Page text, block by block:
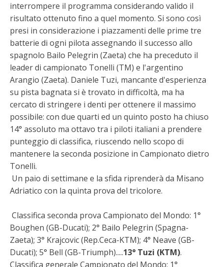
interrompere il programma considerando valido il
risultato ottenuto fino a quel momento. Si sono così
presi in considerazione i piazzamenti delle prime tre
batterie di ogni pilota assegnando il successo allo
spagnolo Bailo Pelegrin (Zaeta) che ha preceduto il
leader di campionato Tonelli (TM) e l'argentino
Arangio (Zaeta). Daniele Tuzi, mancante d'esperienza
su pista bagnata si è trovato in difficoltà, ma ha
cercato di stringere i denti per ottenere il massimo
possibile: con due quarti ed un quinto posto ha chiuso
14° assoluto ma ottavo tra i piloti italiani a prendere
punteggio di classifica, riuscendo nello scopo di
mantenere la seconda posizione in Campionato dietro
Tonelli.
Un paio di settimane e la sfida riprenderà da Misano
Adriatico con la quinta prova del tricolore.
Classifica seconda prova Campionato del Mondo: 1°
Boughen (GB-Ducati); 2° Bailo Pelegrin (Spagna-
Zaeta); 3° Krajcovic (Rep.Ceca-KTM); 4° Neave (GB-
Ducati); 5° Bell (GB-Triumph).....13° Tuzi (KTM).
Classifica generale Campionato del Mondo: 1°